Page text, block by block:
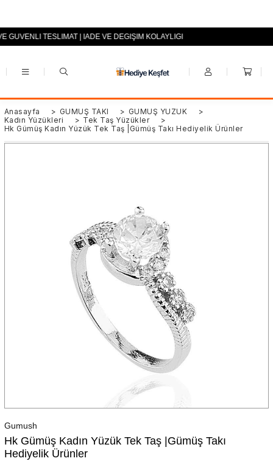
+90 (0553) 694 94 70
GÜVENLİ TESLİMAT | İADE VE DEĞİŞİM KOLAYLIĞI
Anasayfa > GÜMÜŞ TAKI > GÜMÜŞ YÜZÜK
>
Kadın Yüzükleri
> Tek Taş Yüzükler
>
Hk Gümüş Kadın Yüzük Tek Taş |Gümüş Takı Hediyelik Ürünler
Gumush
Hk Gümüş Kadın Yüzük Tek Taş |Gümüş Takı
Hediyelik Ürünler